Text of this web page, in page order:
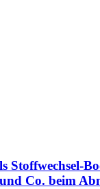
Stoffwechsel-
Co. beim